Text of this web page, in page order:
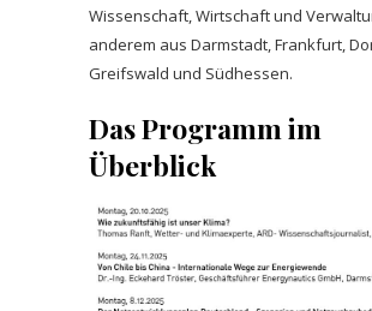
Wissenschaft, Wirtschaft und
anderem aus Darmstadt, Frankfurt,
Greifswald und Südhessen.
Das Programm im
Überblick